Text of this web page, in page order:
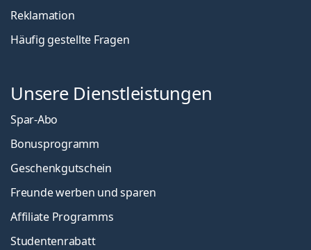
Reklamation
Häufig gestellte Fragen
Unsere Dienstleistungen
Spar-Abo
Bonusprogramm
Geschenkgutschein
Freunde werben und sparen
Affiliate Programms
Studentenrabatt